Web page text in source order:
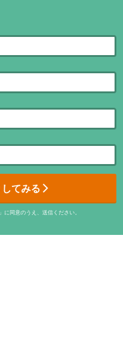
てみる
」に同意のうえ、送信ください。